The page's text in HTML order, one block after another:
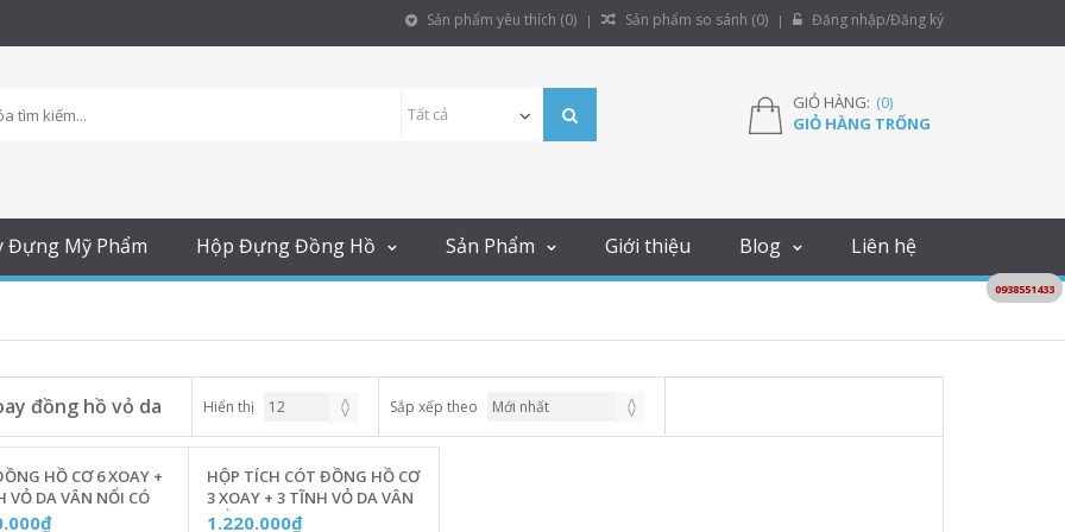
Sản phẩm yêu thích (0) Sản phẩm so sánh (0) Đăng nhập/Đăng ký
GIỎ HÀNG: (0)
GIỎ HÀNG TRỐNG
Đựng Mỹ Phẩm Hộp Đựng Đồng Hồ Sản Phẩm Giới thiệu Blog Liên hệ
đồng hồ vỏ da Hiển thị Sắp xếp theo
HỒ CƠ 6 XOAY +
VỎ DA VÂN NỔI CÓ
- C6X6-W187
HỘP TÍCH CÓT ĐỒNG HỒ CƠ
3 XOAY + 3 TĨNH VỎ DA VÂN
NỔI CÓ ĐÈN LED - C3X3-W186
1.220.000₫
0938551433